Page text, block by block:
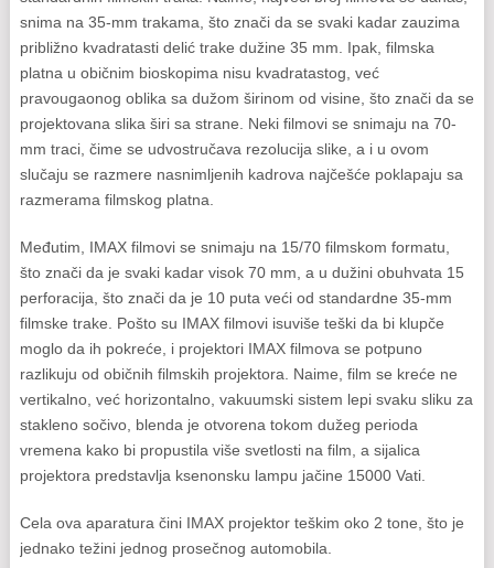
snima na 35-mm trakama, što znači da se svaki kadar zauzima
približno kvadratasti delić trake dužine 35 mm. Ipak, filmska
platna u običnim bioskopima nisu kvadratastog, već
pravougaonog oblika sa dužom širinom od visine, što znači da se
projektovana slika širi sa strane. Neki filmovi se snimaju na 70-
mm traci, čime se udvostručava rezolucija slike, a i u ovom
slučaju se razmere nasnimljenih kadrova najčešće poklapaju sa
razmerama filmskog platna.
Međutim, IMAX filmovi se snimaju na 15/70 filmskom formatu,
što znači da je svaki kadar visok 70 mm, a u dužini obuhvata 15
perforacija, što znači da je 10 puta veći od standardne 35-mm
filmske trake. Pošto su IMAX filmovi isuviše teški da bi klupče
moglo da ih pokreće, i projektori IMAX filmova se potpuno
razlikuju od običnih filmskih projektora. Naime, film se kreće ne
vertikalno, već horizontalno, vakuumski sistem lepi svaku sliku za
stakleno sočivo, blenda je otvorena tokom dužeg perioda
vremena kako bi propustila više svetlosti na film, a sijalica
projektora predstavlja ksenonsku lampu jačine 15000 Vati.
Cela ova aparatura čini IMAX projektor teškim oko 2 tone, što je
jednako težini jednog prosečnog automobila.